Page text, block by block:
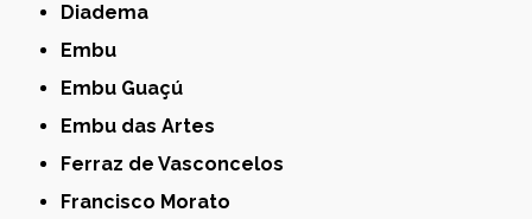
Diadema
Embu
Embu Guaçú
Embu das Artes
Ferraz de Vasconcelos
Francisco Morato